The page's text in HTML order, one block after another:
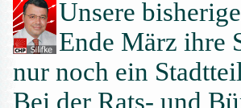
Unsere
Ende März ihre
nur noch ein
Bei der Rats- und